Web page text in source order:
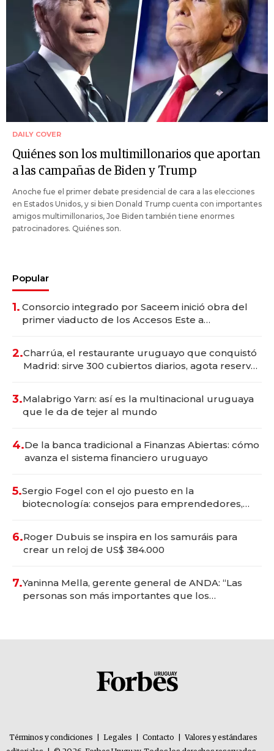
DAILY COVER
Quiénes son los multimillonarios que aportan
a las campañas de Biden y Trump
Anoche fue el primer debate presidencial de cara a las elecciones
en Estados Unidos, y si bien Donald Trump cuenta con importantes
amigos multimillonarios, Joe Biden también tiene enormes
patrocinadores. Quiénes son.
Popular
1. Consorcio integrado por Saceem inició obra del
primer viaducto de los Accesos Este a
2.Charrúa, el restaurante uruguayo que conquistó
Madrid: sirve 300 cubiertos diarios, agota reservas
3.Malabrigo Yarn: así es la multinacional uruguaya
que le da de tejer al mundo
4.De la banca tradicional a Finanzas Abiertas: cómo
avanza el sistema financiero uruguayo
5.Sergio Fogel con el ojo puesto en la
biotecnología: consejos para emprendedores,
6.Roger Dubuis se inspira en los samuráis para
crear un reloj de US$ 384.000
7.Yaninna Mella, gerente general de ANDA: “Las
personas son más importantes que los
Términos y condiciones Legales Contacto
Valores y estándares